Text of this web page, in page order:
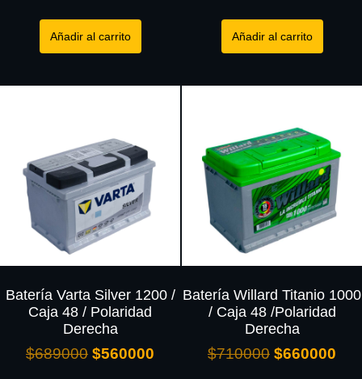
Añadir al carrito Añadir al carrito
Batería Varta Silver 1200 /
Caja 48 / Polaridad
Derecha
$689000 $560000
Batería Willard Titanio 1000
/ Caja 48 /Polaridad
Derecha
$710000 $660000